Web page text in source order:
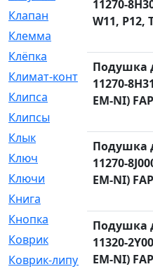
Клапан
[375]
Клемма
Клёпка
[2]
Климат-контроль
[3]
Клипса
[21]
Клипсы
Клык
Ключ
[2]
Ключи
[3]
Книга
Кнопка
[3]
Коврик
[1]
Коврик-липучка
[2]
11270-
W11, P12,
Подушка
11270-
EM-NI) FAP
Подушка
11270-
EM-NI) FAP
Подушка
11320-
EM-NI) FAP